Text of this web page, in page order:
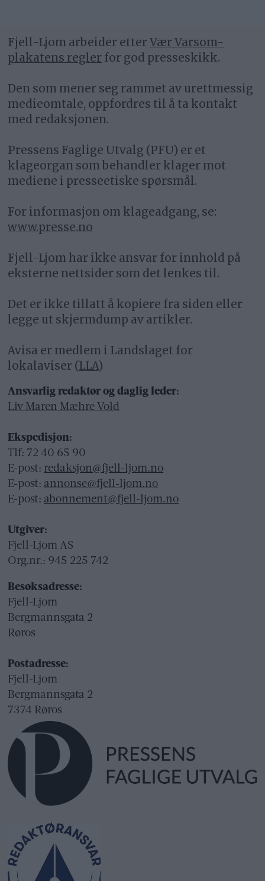
Fjell-Ljom arbeider etterVær Varsom-
plakatens regler for god presseskikk.
Den som mener seg rammet av urettmessig
medieomtale, oppfordres til å ta kontakt
med redaksjonen.
Pressens Faglige Utvalg (PFU) er et
klageorgan som behandler klager mot
mediene i presseetiske spørsmål.
For informasjon om klageadgang, se:
www.presse.no
Fjell-Ljom har ikke ansvar for innhold på
eksterne nettsider som det lenkes til.
Det er ikke tillatt å kopiere fra siden eller
legge ut skjermdump av artikler.
Avisa er medlem i Landslaget for
lokalaviser (LLA)
Ansvarlig redaktør og daglig leder:
Liv Maren Mæhre Vold
Ekspedisjon:
Tlf: 72 40 65 90
E-post: redaksjon@fjell-ljom.no
E-post: annonse@fjell-ljom.no
E-post: abonnement@fjell-ljom.no
Utgiver:
Fjell-Ljom AS
Org.nr.: 945 225 742
Besøksadresse:
Fjell-Ljom
Bergmannsgata 2
Røros
Postadresse:
Fjell-Ljom
Bergmannsgata 2
7374 Røros